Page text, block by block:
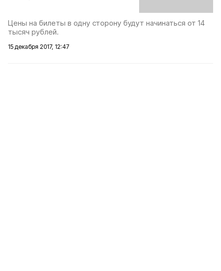
Цены на билеты в одну сторону будут начинаться от 14
тысяч рублей.
15 декабря 2017, 12:47